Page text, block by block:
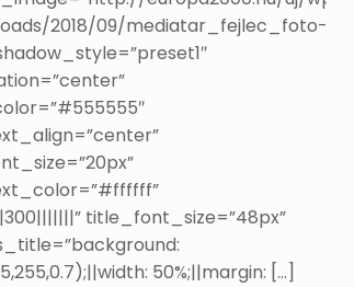
2018/09/mediatar_fejlec_foto-
title_font_size=”48px”
50%;||margin: […]